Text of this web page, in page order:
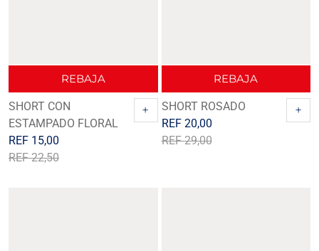
REBAJA
SHORT CON
ESTAMPADO FLORAL
REF22,50
REF 15,00
+
REBAJA
SHORT ROSADO
REF29,00
REF 20,00
+